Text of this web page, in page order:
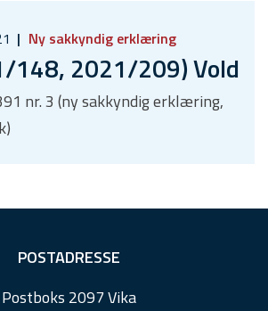
Ny sakkyndig erklæring
148, 2021/209) Vold
nr. 3 (ny sakkyndig erklæring,
POSTADRESSE
Postboks 2097 Vika